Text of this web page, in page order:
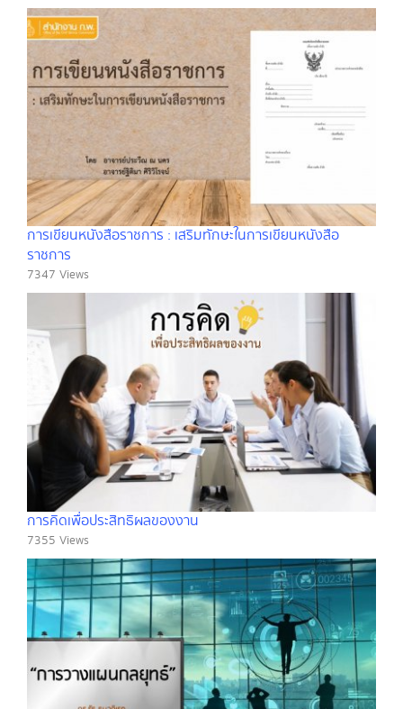
การเขียนหนังสือราชการ : เสริมทักษะในการเขียนหนังสือ
ราชการ
7347 Views
การคิดเพื่อประสิทธิผลของงาน
7355 Views